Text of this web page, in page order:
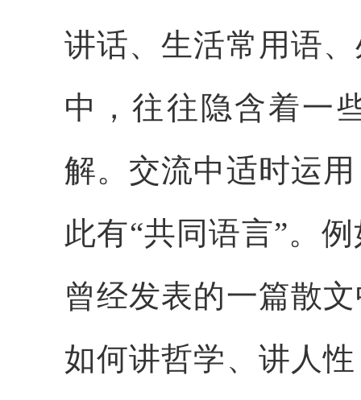
讲话、生活常用语
中，往往隐含着一
解。交流中适时运
此有“共同语言”。
曾经发表的一篇散
如何讲哲学、讲人